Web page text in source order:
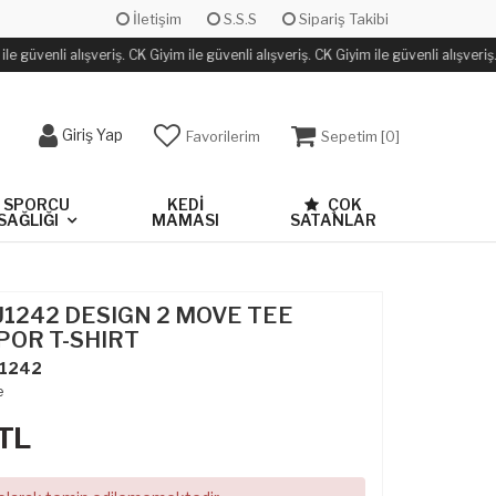
İletişim S.S.S Sipariş Takibi
güvenli alışveriş. CK Giyim ile güvenli alışveriş. CK Giyim ile güvenli alışveriş.
Giriş Yap Favorilerim Sepetim [0]
SPORCU
KEDİ
MAMASI
ÇOK
SATANLAR
DESIGN 2 MOVE TEE
T-SHIRT